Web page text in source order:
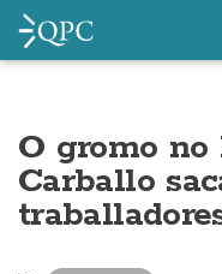
O gromo no
Carballo